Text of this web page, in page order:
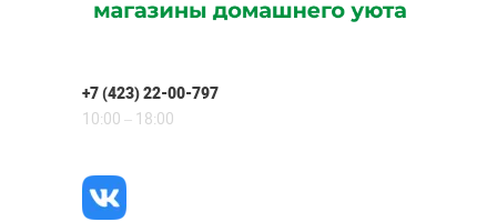
+7 (423) 22-00-797
10:00 – 18:00